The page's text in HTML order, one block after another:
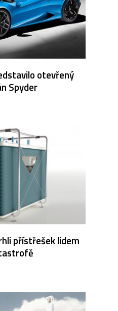
otevřený
Spyder
přístřešek lidem